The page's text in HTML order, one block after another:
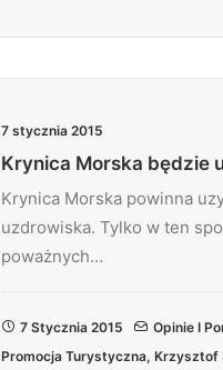
7 stycznia 2015
Krynica Morska będzie
Krynica Morska powinna
uzdrowiska. Tylko w ten
poważnych…
7 Stycznia 2015 Opinie I
Promocja Turystyczna, Krzysztof